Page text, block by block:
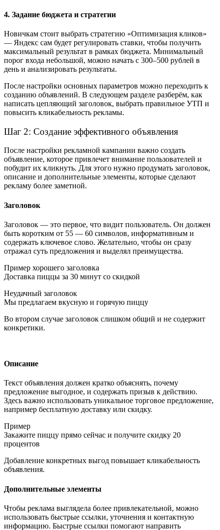
4. Задание бюджета и стратегии
Новичкам стоит выбрать стратегию «Оптимизация кликов»
— Яндекс сам будет регулировать ставки, чтобы получить
максимальный результат в рамках бюджета. Минимальный
порог входа небольшой, можно начать с 300–500 рублей в
день и анализировать результаты.
После настройки основных параметров можно переходить к
созданию объявлений. В следующем разделе разберём, как
написать цепляющий заголовок, выбрать правильное УТП и
повысить кликабельность рекламы.
Шаг 2: Создание эффективного объявления
После настройки рекламной кампании важно создать
объявление, которое привлечет внимание пользователей и
побудит их кликнуть. Для этого нужно продумать заголовок,
описание и дополнительные элементы, которые сделают
рекламу более заметной.
Заголовок
Заголовок — это первое, что видит пользователь. Он должен
быть коротким от 55 — 60 символов, информативным и
содержать ключевое слово. Желательно, чтобы он сразу
отражал суть предложения и выделял преимущества.
Пример хорошего заголовка
Доставка пиццы за 30 минут со скидкой
Неудачный заголовок
Мы предлагаем вкусную и горячую пиццу
Во втором случае заголовок слишком общий и не содержит
конкретики.
Описание
Текст объявления должен кратко объяснять, почему
предложение выгодное, и содержать призыв к действию.
Здесь важно использовать уникальное торговое предложение,
например бесплатную доставку или скидку.
Пример
Закажите пиццу прямо сейчас и получите скидку 20
процентов
Добавление конкретных выгод повышает кликабельность
объявления.
Дополнительные элементы
Чтобы реклама выглядела более привлекательной, можно
использовать быстрые ссылки, уточнения и контактную
информацию. Быстрые ссылки помогают направить